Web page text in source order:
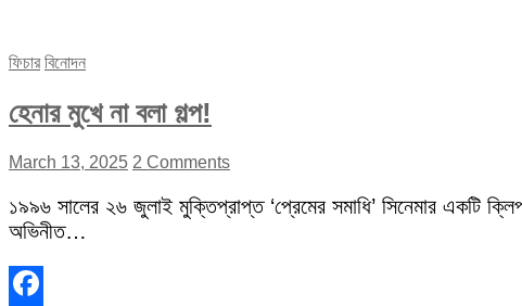
ফিচার বিনোদন
হেনার মুখে না বলা গল্প!
March 13, 2025 2 Comments
১৯৯৬ সালের ২৬ জুলাই মুক্তিপ্রাপ্ত ‘প্রেমের সমাধি’ সিনেমার একটি
অভিনীত…